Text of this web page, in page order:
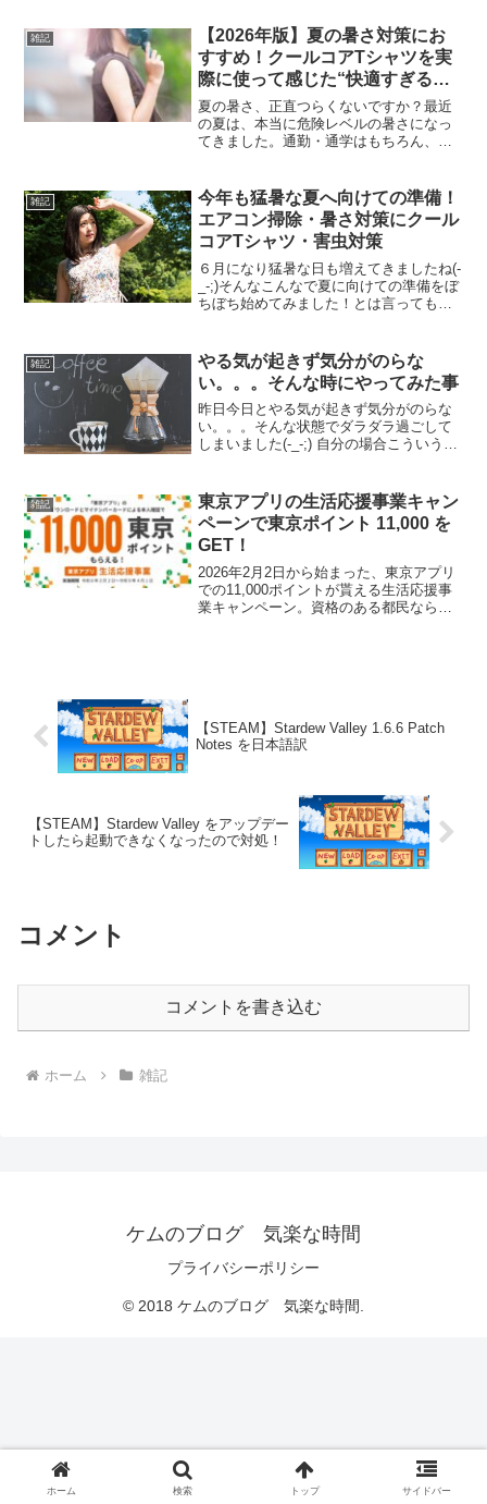
っぽい番号から電話がかかってき...
雑記
【2026年版】夏の暑さ対策にお
すすめ！クールコアTシャツを実
際に使って感じた“快適すぎる理
由”
夏の暑さ、正直つらくないですか？最近
の夏は、本当に危険レベルの暑さになっ
てきました。通勤・通学はもちろん、外
も汗だく……なんてことも珍しくありま
せん。しかも普通のTシャ...
雑記
今年も猛暑な夏へ向けての準備！
エアコン掃除・暑さ対策にクール
コアTシャツ・害虫対策
６月になり猛暑な日も増えてきましたね(-
_-;)そんなこんなで夏に向けての準備をぼ
ちぼち始めてみました！とは言っても大
気の良い状態で試運転までがセット( ｀ー
´...
雑記
やる気が起きず気分がのらな
い。。。そんな時にやってみた事
昨日今日とやる気が起きず気分がのらな
い。。。そんな状態でダラダラ過ごして
しまいました(-_-;) 自分の場合こういう状
解消するのになにやって過ごしてたかな
ーと考えやって...
雑記
東京アプリの生活応援事業キャン
ペーンで東京ポイント 11,000 を
GET！
2026年2月2日から始まった、東京アプリ
での11,000ポイントが貰える生活応援事
業キャンペーン。資格のある都民なら貰
【STEAM】Stardew Valley 1.6.6 Patch
Notes を日本語訳
【STEAM】Stardew Valley をアップデー
トしたら起動できなくなったので対処！
コメント
コメントを書き込む
ホーム 雑記
ケムのブログ 気楽な時間
プライバシーポリシー
© 2018 ケムのブログ 気楽な時間.
ホーム 検索 トップ サイドバー